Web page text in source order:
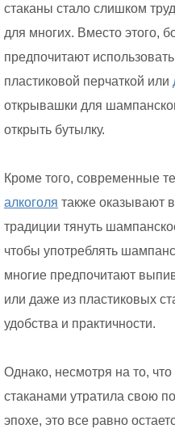
стаканы стало слишком
для многих. Вместо этого,
предпочитают
пластиковой перчаткой или
открывашки для
открыть бутылку.
Кроме того, современные
алкоголя также оказывают
традиции тянуть
чтобы употреблять
многие предпочитают
или даже из пластиковых
удобства и практичности.
Однако, несмотря на то,
стаканами утратила свою
эпохе, это все равно